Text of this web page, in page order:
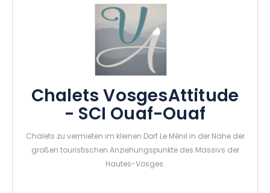
Chalets VosgesAttitude
- SCI Ouaf-Ouaf
Chalets zu vermieten im kleinen Dorf Le Ménil in der Nähe der
großen touristischen Anziehungspunkte des Massivs der
Hautes-Vosges.